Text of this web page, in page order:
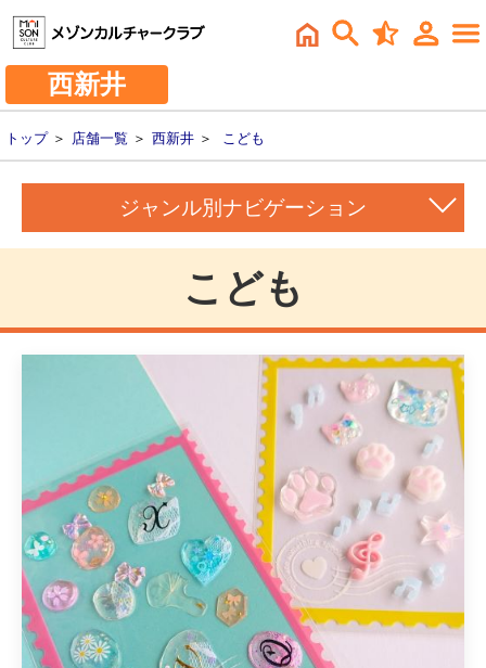
西新井
トップ＞ 店舗一覧 ＞ 西新井 ＞ こども
ジャンル別ナビゲーション
こども